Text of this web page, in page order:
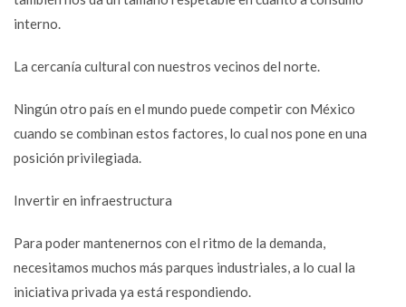
interno.
La cercanía cultural con nuestros vecinos del norte.
Ningún otro país en el mundo puede competir con México
cuando se combinan estos factores, lo cual nos pone en una
posición privilegiada.
Invertir en infraestructura
Para poder mantenernos con el ritmo de la demanda,
necesitamos muchos más parques industriales, a lo cual la
iniciativa privada ya está respondiendo.